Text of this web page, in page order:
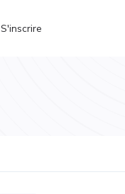
S'inscrire